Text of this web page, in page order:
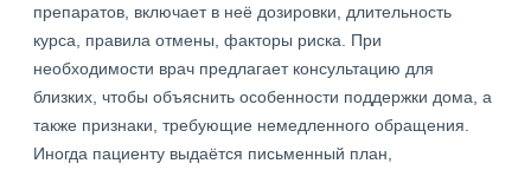
препаратов, включает в неё дозировки, длительность
курса, правила отмены, факторы риска. При
необходимости врач предлагает консультацию для
близких, чтобы объяснить особенности поддержки дома, а
также признаки, требующие немедленного обращения.
Иногда пациенту выдаётся письменный план,